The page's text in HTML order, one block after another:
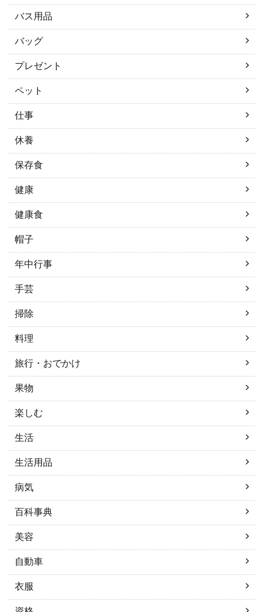
バス用品
バッグ
プレゼント
ペット
仕事
休養
保存食
健康
健康食
帽子
年中行事
手芸
掃除
料理
旅行・おでかけ
果物
楽しむ
生活
生活用品
病気
百科事典
美容
自動車
衣服